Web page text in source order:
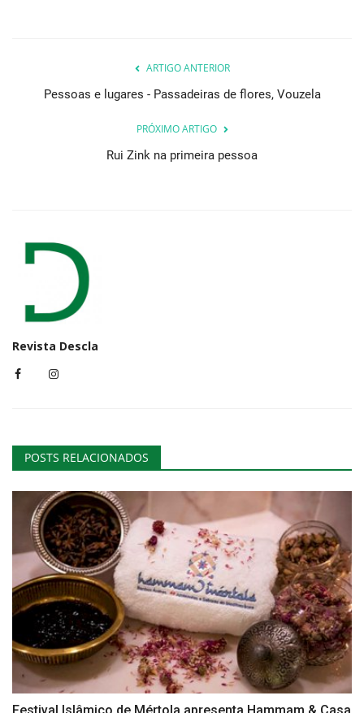
ARTIGO ANTERIOR
Pessoas e lugares - Passadeiras de flores, Vouzela
PRÓXIMO ARTIGO
Rui Zink na primeira pessoa
Revista Descla
POSTS RELACIONADOS